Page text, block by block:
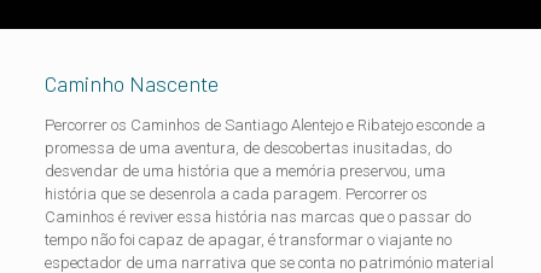
Caminho Nascente
Percorrer os Caminhos de Santiago Alentejo e Ribatejo esconde a
promessa de uma aventura, de descobertas inusitadas, do
desvendar de uma história que a memória preservou, uma
história que se desenrola a cada paragem. Percorrer os
Caminhos é reviver essa história nas marcas que o passar do
tempo não foi capaz de apagar, é transformar o viajante no
espectador de uma narrativa que se conta no património material